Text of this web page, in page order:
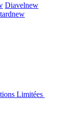
Diavelnew
new
Limitées